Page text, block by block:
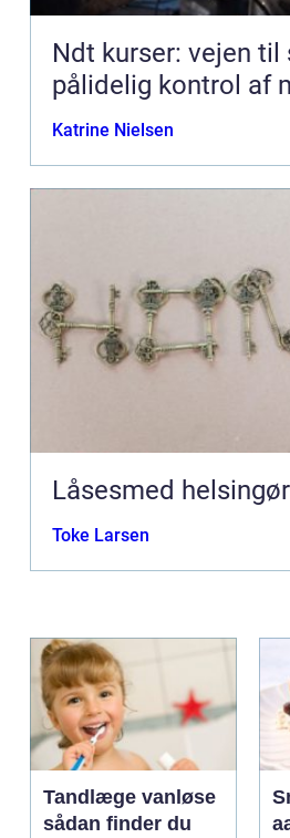
Ndt kurser: vejen til
pålidelig kontrol af
Katrine Nielsen
Låsesmed helsingør
Toke Larsen
Tandlæge vanløse
sådan finder du